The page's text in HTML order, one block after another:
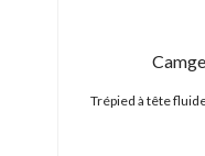
Trépied à tête